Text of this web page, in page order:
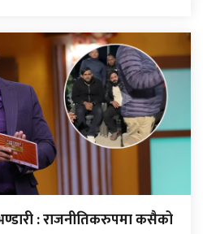
: राजनीतिकरुपमा कसैको